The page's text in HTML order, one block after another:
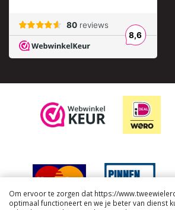
Om ervoor te zorgen dat https://
optimaal functioneert en we je beter van dienst